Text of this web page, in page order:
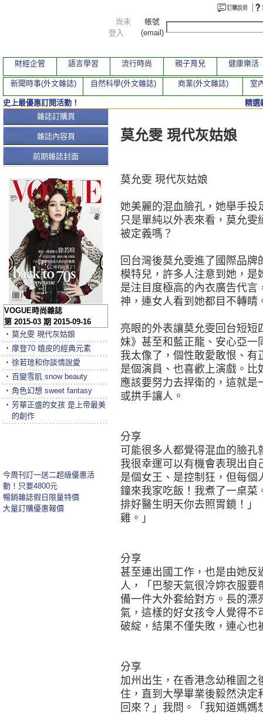
本期文章
莫允雯 現代灰姑娘
莫允雯 現代灰姑娘
她美麗的混血臉孔，她舉手投
只是單純以外表來看，莫允
被定義嗎？
回台灣後莫允雯進了國際品
模特兒，許多人注意到她，是
是注目度極高的內衣廣告代
神，連女人看到她都目不轉睛
亮眼的外表讓莫允雯回台短
妹》甚至和藍正龍、安心亞一
我太像了，個性敢愛敢恨、
是個演員、也喜歡上演戲。
應該要努力去捍衛的，這就
或拱手讓人。
分享
可能很多人都覺得混血的臉
我很幸運可以有機會表現出
是個女王、是控制狂，但每
鐘來我家吃飯！我煮了一桌菜
排好醫生明天你去照胃鏡！」
雞。」
分享
甚至連出國工作，也是由她
人，「巴黎天氣很冷妳衣服
備一件大外套給對方。長的漂
氣，這樣的好女孩令人覺得
破綻，結果不僅失敗，連心也
分享
加州出生，在香港念幼稚園
住，直到大學畢業後毅然決定
回來？」我問。「我知道媽
雜誌訂購頁
雜誌內容頁
前期雜誌封面
VOGUE時尚雜誌
第 2015-03 期 2015-09-16
‧ 莫允雯 現代灰姑娘
‧ 摩登70 嬉皮的經典元素
‧ 徐若瑄和你談情說愛
‧ 百變雪肌 snow beauty
‧ 角色幻想 sweet fantasy
‧ 芳華正盛的女孩 是上帝最美
的創作
今周刊訂一送二超級優惠活
動！只要4800元
暢銷雜誌假日限量特價
大量訂購優惠報價
尚未
登入
帳號
(email)
財經企管 語言學習 流行時尚 親子育兒 健康樂活
新聞時事(外文雜誌) 自然科學(外文雜誌) 商業(外文雜誌) 室
史上最優惠訂閱活動！ 精選